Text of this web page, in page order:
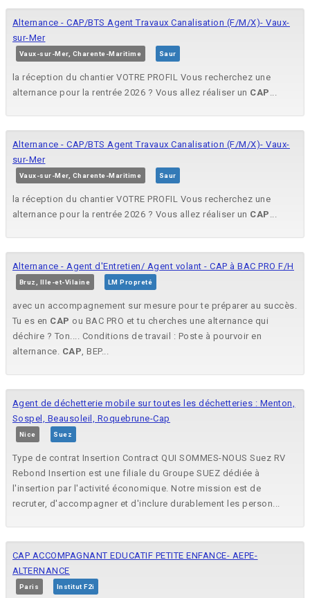
Alternance - CAP/BTS Agent Travaux Canalisation (F/M/X)- Vaux-
sur-Mer
Vaux-sur-Mer, Charente-Maritime Saur
la réception du chantier VOTRE PROFIL Vous recherchez une
alternance pour la rentrée 2026 ? Vous allez réaliser un CAP ...
Alternance - CAP/BTS Agent Travaux Canalisation (F/M/X)- Vaux-
sur-Mer
Vaux-sur-Mer, Charente-Maritime Saur
la réception du chantier VOTRE PROFIL Vous recherchez une
alternance pour la rentrée 2026 ? Vous allez réaliser un CAP ...
Alternance - Agent d'Entretien/ Agent volant - CAP à BAC PRO F/H
Bruz, Ille-et-Vilaine LM Propreté
avec un accompagnement sur mesure pour te préparer au succès.
Tu es en CAP ou BAC PRO et tu cherches une alternance qui
déchire ? Ton.... Conditions de travail : Poste à pourvoir en
alternance. CAP, BEP...
Agent de déchetterie mobile sur toutes les déchetteries : Menton,
Sospel, Beausoleil, Roquebrune-Cap
Nice Suez
Type de contrat Insertion Contract QUI SOMMES-NOUS Suez RV
Rebond Insertion est une filiale du Groupe SUEZ dédiée à
l'insertion par l'activité économique. Notre mission est de
recruter, d'accompagner et d'inclure durablement les person...
CAP ACCOMPAGNANT EDUCATIF PETITE ENFANCE- AEPE-
ALTERNANCE
Paris Institut F2i